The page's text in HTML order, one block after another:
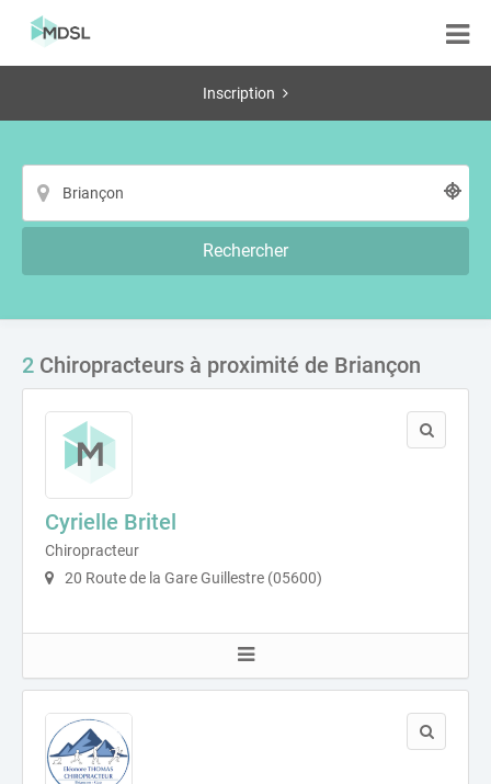
Inscription
Rechercher
2 Chiropracteurs à proximité de Briançon
Cyrielle Britel
Chiropracteur
20 Route de la Gare Guillestre (05600)